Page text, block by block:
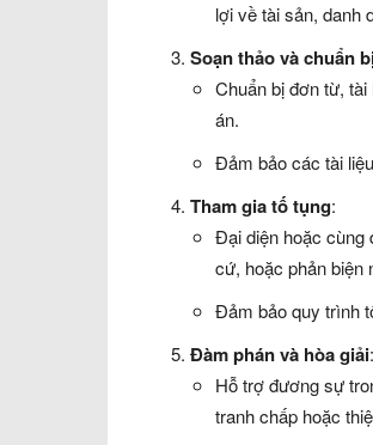
lợi về tài sản, danh
Soạn thảo và chuẩn
Chuẩn bị đơn từ,
án.
Đảm bảo các tài
Tham gia tố tụng:
Đại diện hoặc cùng
cứ, hoặc phản biện
Đảm bảo quy trình
Đàm phán và hòa giải:
Hỗ trợ đương sự
tranh chấp hoặc